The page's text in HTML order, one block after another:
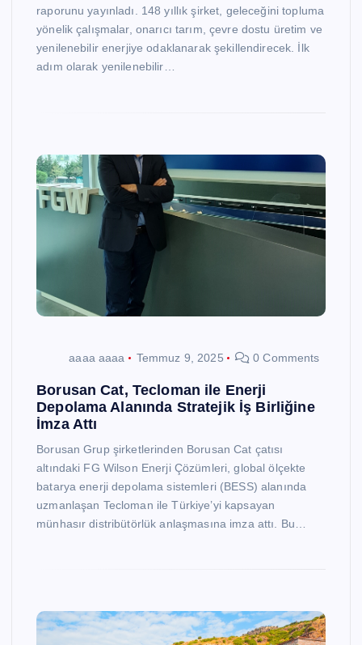
raporunu yayınladı. 148 yıllık şirket, geleceğini topluma
yönelik çalışmalar, onarıcı tarım, çevre dostu üretim ve
yenilenebilir enerjiye odaklanarak şekillendirecek. İlk
adım olarak yenilenebilir…
aaaa aaaa Temmuz 9, 2025 0 Comments
Borusan Cat, Tecloman ile Enerji
Depolama Alanında Stratejik İş Birliğine
İmza Attı
Borusan Grup şirketlerinden Borusan Cat çatısı
altındaki FG Wilson Enerji Çözümleri, global ölçekte
batarya enerji depolama sistemleri (BESS) alanında
uzmanlaşan Tecloman ile Türkiye’yi kapsayan
münhasır distribütörlük anlaşmasına imza attı. Bu…